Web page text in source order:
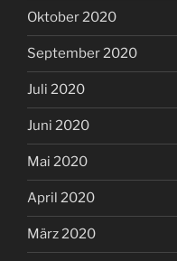
Oktober 2020
September 2020
Juli 2020
Juni 2020
Mai 2020
April 2020
März 2020